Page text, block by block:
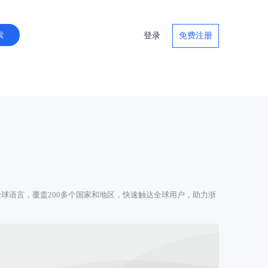
登录 免费注册
语言，覆盖200多个国家和地区，快速触达全球用户，助力浙